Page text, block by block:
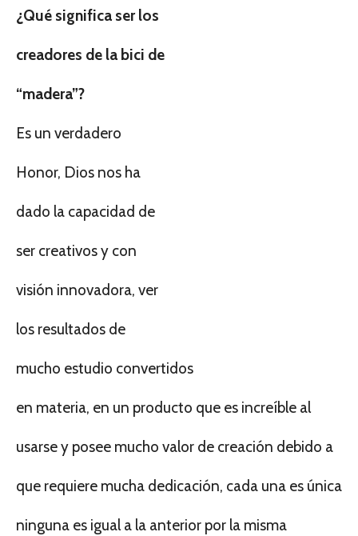
¿Qué significa ser los
creadores de la bici de
“madera”?
Es un verdadero
Honor, Dios nos ha
dado la capacidad de
ser creativos y con
visión innovadora, ver
los resultados de
mucho estudio convertidos
en materia, en un producto que es increíble al
usarse y posee mucho valor de creación debido a
que requiere mucha dedicación, cada una es única
ninguna es igual a la anterior por la misma